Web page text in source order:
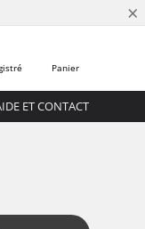
×
Panier
ET CONTACT